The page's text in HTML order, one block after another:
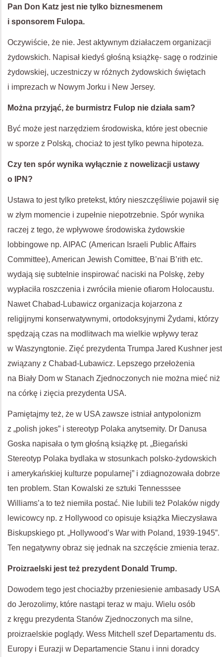
Pan Don Katz jest nie tylko biznesmenem
i sponsorem Fulopa.
Oczywiście, że nie. Jest aktywnym działaczem organizacji
żydowskich. Napisał kiedyś głośną książkę- sagę o rodzinie
żydowskiej, uczestniczy w różnych żydowskich świętach
i imprezach w Nowym Jorku i New Jersey.
Można przyjąć, że burmistrz Fulop nie działa sam?
Być może jest narzędziem środowiska, które jest obecnie
w sporze z Polską, chociaż to jest tylko pewna hipoteza.
Czy ten spór wynika wyłącznie z nowelizacji ustawy
o
IPN ?
Ustawa to jest tylko pretekst, który nieszczęśliwie pojawił się
w złym momencie i zupełnie niepotrzebnie. Spór wynika
raczej z tego, że wpływowe środowiska żydowskie
lobbingowe np. AIPAC (American Israeli Public Affairs
Committee), American Jewish Comittee, B’nai B’rith etc.
wydają się subtelnie inspirować naciski na Polskę, żeby
wypłaciła roszczenia i zwróciła mienie ofiarom Holocaustu.
Nawet Chabad-Lubawicz organizacja kojarzona z
religijnymi konserwatywnymi, ortodoksyjnymi Żydami, którzy
spędzają czas na modlitwach ma wielkie wpływy teraz
w Waszyngtonie. Zięć prezydenta Trumpa Jared Kushner jest
związany z Chabad-Lubawicz. Lepszego przełożenia
na Biały Dom w Stanach Zjednoczonych nie można mieć niż
na córkę i zięcia prezydenta USA.
Pamiętajmy też, że w USA zawsze istniał antypolonizm
z „polish jokes” i stereotyp Polaka anytsemity. Dr Danusa
Goska napisała o tym głośną książkę pt. „Biegański
Stereotyp Polaka bydlaka w stosunkach polsko-żydowskich
i amerykańskiej kulturze popularnej” i zdiagnozowała dobrze
ten problem. Stan Kowalski ze sztuki Tennesssee
Williams’a to też niemiła postać. Nie lubili też Polaków nigdy
lewicowcy np. z Hollywood co opisuje książka Mieczysława
Biskupskiego pt. „Hollywood’s War with Poland, 1939-1945”.
Ten negatywny obraz się jednak na szczęście zmienia teraz.
Proizraelski jest też prezydent Donald Trump.
Dowodem tego jest chociażby przeniesienie ambasady USA
do Jerozolimy, które nastąpi teraz w maju. Wielu osób
z kręgu prezydenta Stanów Zjednoczonych ma silne,
proizraelskie poglądy. Wess Mitchell szef Departamentu ds.
Europy i Eurazji w Departamencie Stanu i inni doradcy